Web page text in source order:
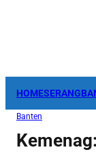
HOMESERANG
Banten